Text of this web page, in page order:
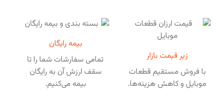
زیر قیمت بازار
با فروش مستقیم قطعات
موبایل و کاهش هزینه‌ها.
بیمه رایگان
تمامی سفارشات شما را تا
سقف ارزش آن به رایگان
بیمه می‌کنیم.